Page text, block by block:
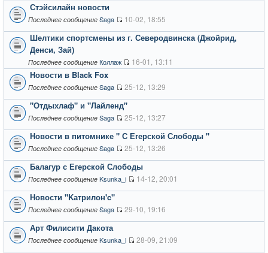
Стэйсилайн новости
Последнее сообщение Saga 10-02, 18:55
Шелтики спортсмены из г. Северодвинска (Джойрид,
Денси, Зай)
Последнее сообщение Коллаж 16-01, 13:11
Новости в Black Fox
Последнее сообщение Saga 25-12, 13:29
"Отдыхлаф" и "Лайленд"
Последнее сообщение Saga 25-12, 13:27
Новости в питомнике " С Егерской Слободы "
Последнее сообщение Saga 25-12, 13:26
Балагур с Егерской Слободы
Последнее сообщение Ksunka_i 14-12, 20:01
Новости "Kатрилон'c"
Последнее сообщение Saga 29-10, 19:16
Арт Филисити Дакота
Последнее сообщение Ksunka_i 28-09, 21:09